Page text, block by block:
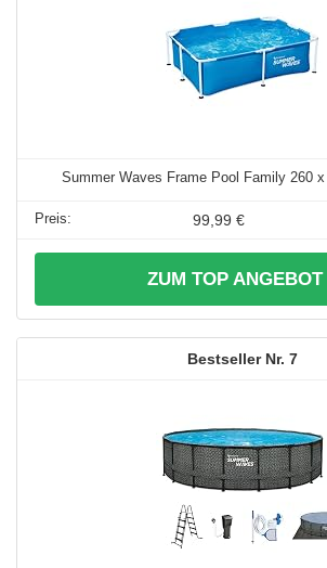
Summer Waves Frame Pool Family 260 x
99,99 €
ZUM TOP ANGEBOT
7